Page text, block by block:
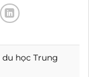
học Trung